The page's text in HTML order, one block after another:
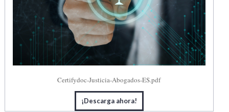
Certifydoc-Justicia-Abogados-ES.pdf
¡Descarga ahora!